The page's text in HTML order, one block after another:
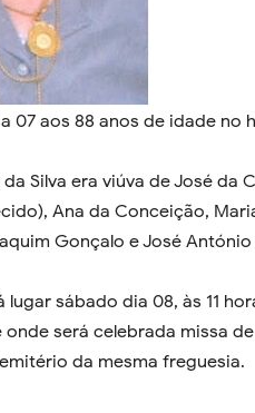
07 aos 88 anos de idade no
da Silva era viúva de José da
Ana da Conceição,
Gonçalo e José
lugar sábado dia 08, às 11
será celebrada missa
da mesma freguesia.